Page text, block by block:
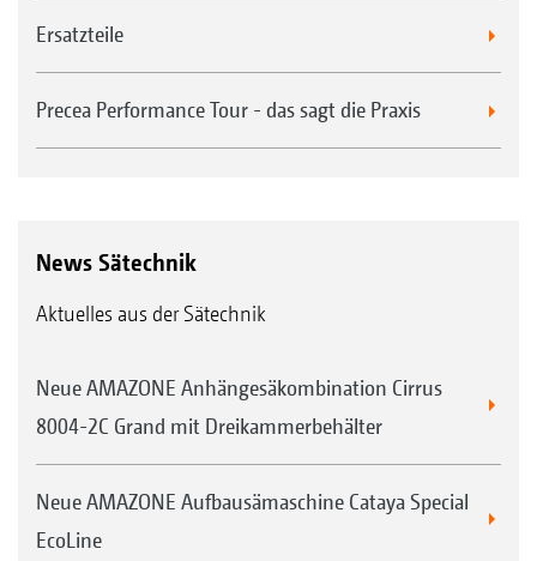
Ersatzteile
Precea Performance Tour - das sagt die Praxis
News Sätechnik
Aktuelles aus der Sätechnik
Neue AMAZONE Anhängesäkombination Cirrus
8004-2C Grand mit Dreikammerbehälter
Neue AMAZONE Aufbausämaschine Cataya Special
EcoLine